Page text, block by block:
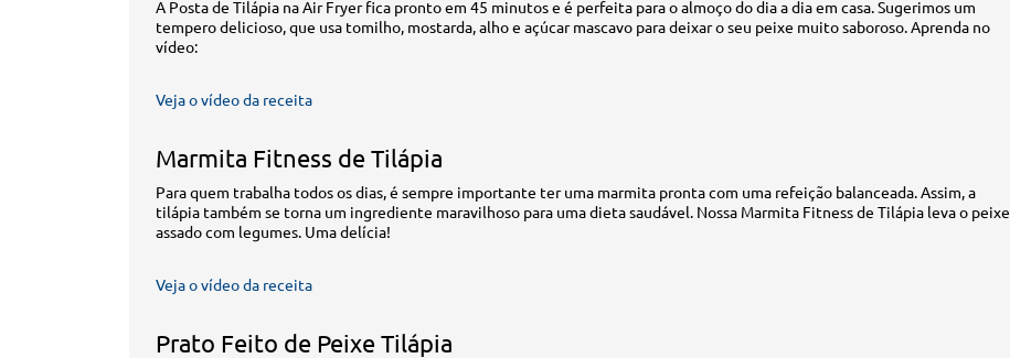
A Posta de Tilápia na Air Fryer fica pronto em 45 minutos e é perfeita para o almoço do dia a dia em casa. Sugerimos um
tempero delicioso, que usa tomilho, mostarda, alho e açúcar mascavo para deixar o seu peixe muito saboroso. Aprenda no
vídeo:
Veja o vídeo da receita
Marmita Fitness de Tilápia
Para quem trabalha todos os dias, é sempre importante ter uma marmita pronta com uma refeição balanceada. Assim, a
tilápia também se torna um ingrediente maravilhoso para uma dieta saudável. Nossa Marmita Fitness de Tilápia leva o peixe
assado com legumes. Uma delícia!
Veja o vídeo da receita
Prato Feito de Peixe Tilápia